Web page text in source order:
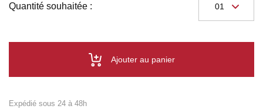
Quantité souhaitée :
Ajouter au panier
Expédié sous 24 à 48h